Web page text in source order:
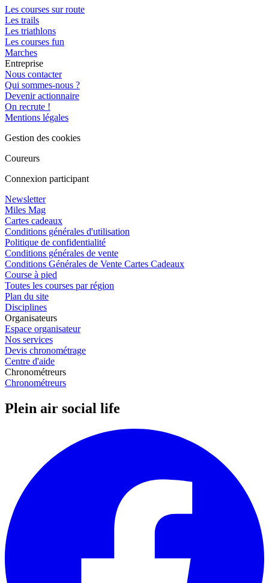
Les courses sur route
Les trails
Les triathlons
Les courses fun
Marches
Entreprise
Nous contacter
Qui sommes-nous ?
Devenir actionnaire
On recrute !
Mentions légales
Gestion des cookies
Coureurs
Connexion participant
Newsletter
Miles Mag
Cartes cadeaux
Conditions générales d'utilisation
Politique de confidentialité
Conditions générales de vente
Conditions Générales de Vente Cartes Cadeaux
Course à pied
Toutes les courses par région
Plan du site
Disciplines
Organisateurs
Espace organisateur
Nos services
Devis chronométrage
Centre d'aide
Chronométreurs
Chronométreurs
Plein air social life